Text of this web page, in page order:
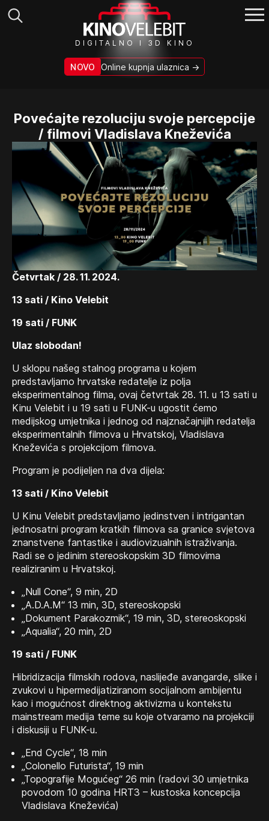
DIGITALNO I 3D KINO
NOVO Online kupnja ulaznica →
Povećajte rezoluciju svoje percepcije
/ filmovi Vladislava Kneževića
Četvrtak / 28. 11. 2024.
13 sati / Kino Velebit
19 sati / FUNK
Ulaz slobodan!
U sklopu našeg stalnog programa u kojem
predstavljamo hrvatske redatelje iz polja
eksperimentalnog filma, ovaj četvrtak 28. 11. u 13 sati u
Kinu Velebit i u 19 sati u FUNK-u ugostit ćemo
medijskog umjetnika i jednog od najznačajnijih redatelja
eksperimentalnih filmova u Hrvatskoj, Vladislava
Kneževića s projekcijom filmova.
Program je podijeljen na dva dijela:
13 sati / Kino Velebit
U Kinu Velebit predstavljamo jedinstven i intrigantan
jednosatni program kratkih filmova sa granice svjetova
znanstvene fantastike i audiovizualnih istraživanja.
Radi se o jedinim stereoskopskim 3D filmovima
realiziranim u Hrvatskoj.
„Null Cone“, 9 min, 2D
„A.D.A.M“ 13 min, 3D, stereoskopski
„Dokument Parakozmik“, 19 min, 3D, stereoskopski
„Aqualia“, 20 min, 2D
19 sati / FUNK
Hibridizacija filmskih rodova, naslijeđe avangarde, slike i
zvukovi u hipermedijatiziranom socijalnom ambijentu
kao i mogućnost direktnog aktivizma u kontekstu
mainstream medija teme su koje otvaramo na projekciji
i diskusiji u FUNK-u.
„End Cycle“, 18 min
„Colonello Futurista“, 19 min
„Topografije Mogućeg“ 26 min (radovi 30 umjetnika
povodom 10 godina HRT3 – kustoska koncepcija
Vladislava Kneževića)